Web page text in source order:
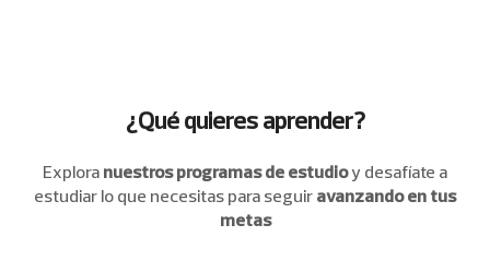
¿Qué quieres aprender?
Explora nuestros programas de estudioy desafíate a
estudiar lo que necesitas para seguir avanzando en tus
metas